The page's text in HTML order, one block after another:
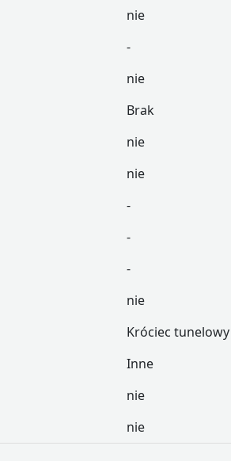
nie
-
nie
Brak
nie
nie
-
-
-
nie
Króciec tunelowy
Inne
nie
nie